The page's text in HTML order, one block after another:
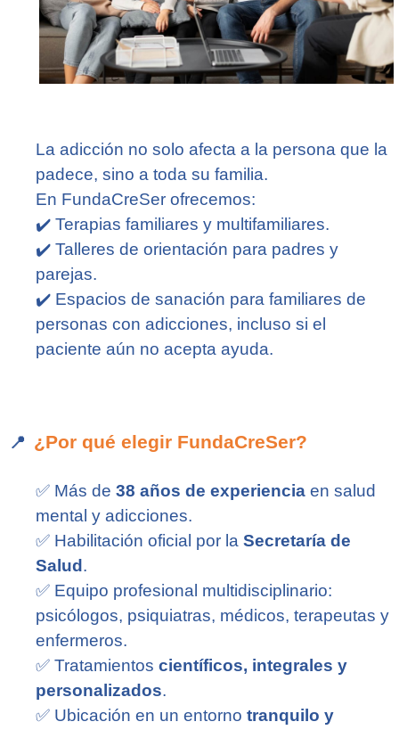
La adicción no solo afecta a la persona que la
padece, sino a toda su familia.
En FundaCreSer ofrecemos:
✔️ Terapias familiares y multifamiliares.
✔️ Talleres de orientación para padres y
parejas.
✔️ Espacios de sanación para familiares de
personas con adicciones, incluso si el
paciente aún no acepta ayuda.
📍 ¿Por qué elegir FundaCreSer?
✅ Más de38 años de experiencia en salud
mental y adicciones.
✅ Habilitación oficial por laSecretaría de
Salud .
✅ Equipo profesional multidisciplinario:
psicólogos, psiquiatras, médicos, terapeutas y
enfermeros.
✅ Tratamientoscientíficos, integrales y
personalizados.
✅ Ubicación en un entornotranquilo y